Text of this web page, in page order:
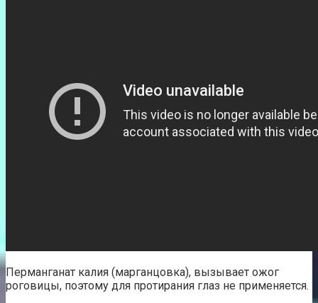
Перманганат калия (марганцовка), вызывает ожог
роговицы, поэтому для протирания глаз не применяется.